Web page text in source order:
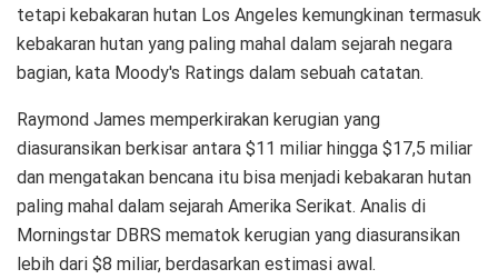
tetapi kebakaran hutan Los Angeles kemungkinan termasuk
kebakaran hutan yang paling mahal dalam sejarah negara
bagian, kata Moody's Ratings dalam sebuah catatan.
Raymond James memperkirakan kerugian yang
diasuransikan berkisar antara $11 miliar hingga $17,5 miliar
dan mengatakan bencana itu bisa menjadi kebakaran hutan
paling mahal dalam sejarah Amerika Serikat. Analis di
Morningstar DBRS mematok kerugian yang diasuransikan
lebih dari $8 miliar, berdasarkan estimasi awal.